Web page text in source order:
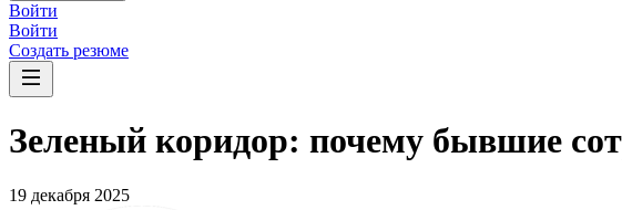
Войти
Войти
Создать резюме
Зеленый коридор: почему бывшие
19 декабря 2025